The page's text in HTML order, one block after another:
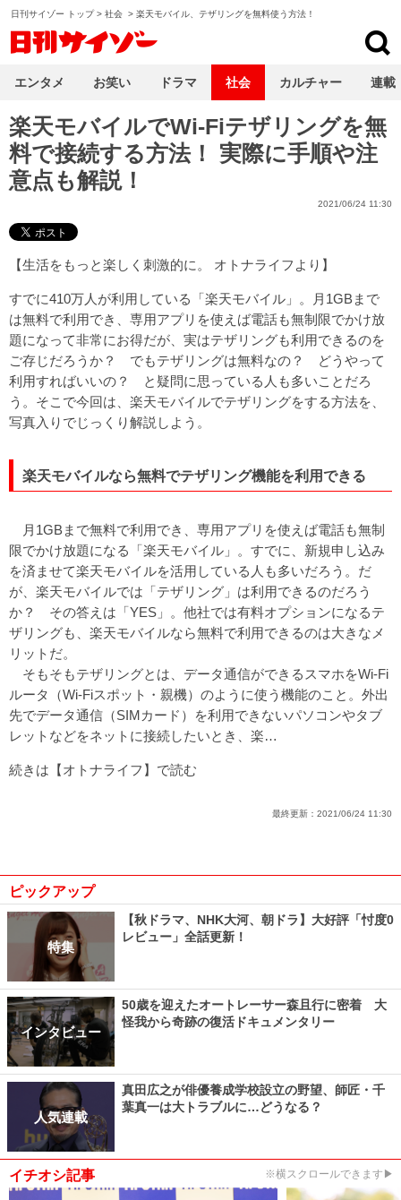
日刊サイゾー トップ> 社会 > 楽天モバイル、テザリングを無料使う方法！
楽天モバイルでWi-Fiテザリングを無
料で接続する方法！ 実際に手順や注
意点も解説！
2021/06/24 11:30
【生活をもっと楽しく刺激的に。 オトナライフ より】
すでに410万人が利用している「楽天モバイル」。月1GBまで
は無料で利用でき、専用アプリを使えば電話も無制限でかけ放
題になって非常にお得だが、実はテザリングも利用できるのを
ご存じだろうか？ でもテザリングは無料なの？ どうやって
利用すればいいの？ と疑問に思っている人も多いことだろ
う。そこで今回は、楽天モバイルでテザリングをする方法を、
写真入りでじっくり解説しよう。
楽天モバイルなら無料でテザリング機能を利用できる
月1GBまで無料で利用でき、専用アプリを使えば電話も無制
限でかけ放題になる「楽天モバイル」。すでに、新規申し込み
を済ませて楽天モバイルを活用している人も多いだろう。だ
が、楽天モバイルでは「テザリング」は利用できるのだろう
か？ その答えは「YES」。他社では有料オプションになるテ
ザリングも、楽天モバイルなら無料で利用できるのは大きなメ
リットだ。
そもそもテザリングとは、データ通信ができるスマホをWi-Fi
ルータ（Wi-Fiスポット・親機）のように使う機能のこと。外出
先でデータ通信（SIMカード）を利用できないパソコンやタブ
レットなどをネットに接続したいとき、楽…
続きは【オトナライフ】で読む
最終更新： 2021/06/24 11:30
ピックアップ
特集
【秋ドラマ、NHK大河、朝ドラ】大好評「忖度0
レビュー」全話更新！
インタビュー
50歳を迎えたオートレーサー森且行に密着 大
怪我から奇跡の復活ドキュメンタリー
人気連載
真田広之が俳優養成学校設立の野望、師匠・千
葉真一は大トラブルに…どうなる？
イチオシ記事 ※横スクロールできます▶
エンタメ お笑い ドラマ 社会 カルチャー 連載